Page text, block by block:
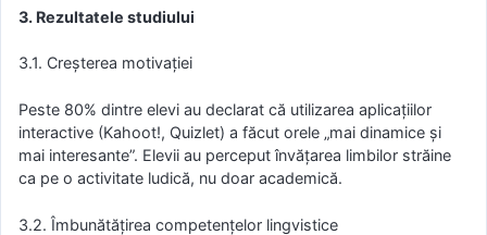
3. Rezultatele studiului
3.1. Creșterea motivației
Peste 80% dintre elevi au declarat că utilizarea aplicațiilor
interactive (Kahoot!, Quizlet) a făcut orele „mai dinamice și
mai interesante”. Elevii au perceput învățarea limbilor străine
ca pe o activitate ludică, nu doar academică.
3.2. Îmbunătățirea competențelor lingvistice